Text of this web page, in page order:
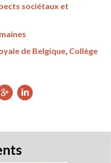
sociétaux et
de Belgique, Collège
Partager